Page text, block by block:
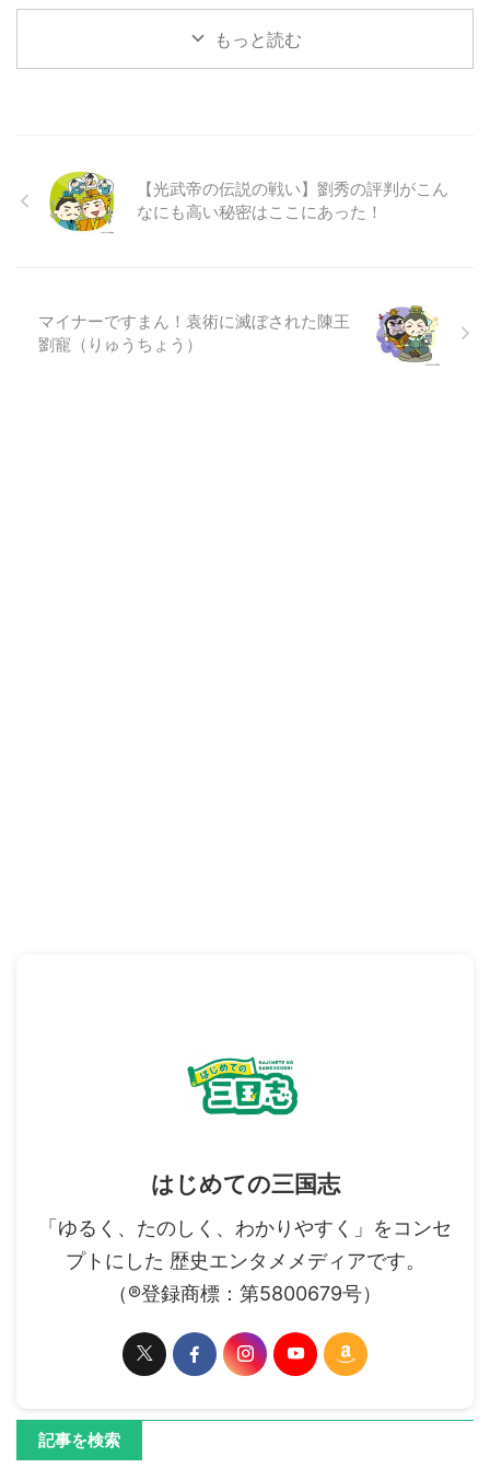
もっと読む
【光武帝の伝説の戦い】劉秀の評判がこん
なにも高い秘密はここにあった！
マイナーですまん！袁術に滅ぼされた陳王
劉寵（りゅうちょう）
はじめての三国志
「ゆるく、たのしく、わかりやすく」をコンセ
プトにした 歴史エンタメメディアです。
（®登録商標：第5800679号）
記事を検索